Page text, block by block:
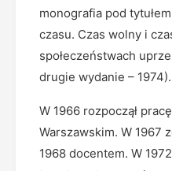
monografia pod
czasu. Czas wolny i
społeczeństwach
drugie wydanie – 1974).
W 1966 rozpoczął
Warszawskim. W 1967
1968 docentem. W